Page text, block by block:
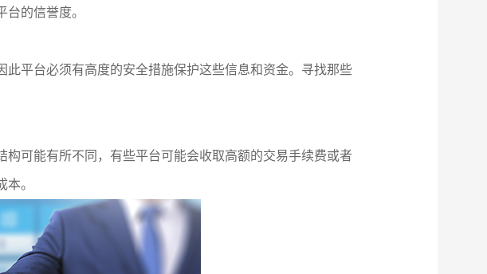
的信誉度。
平台必须有高度的安全措施保护这些信息和资金。寻找那些
构可能有所不同，有些平台可能会收取高额的交易手续费或者
。